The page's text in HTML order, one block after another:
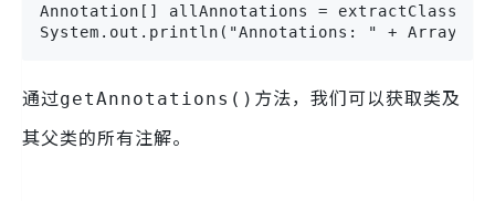
Annotation[] allAnnotations =
System.out.println("Annotations: " +
通过getAnnotations() 方法，我们可以获取类及
其父类的所有注解。